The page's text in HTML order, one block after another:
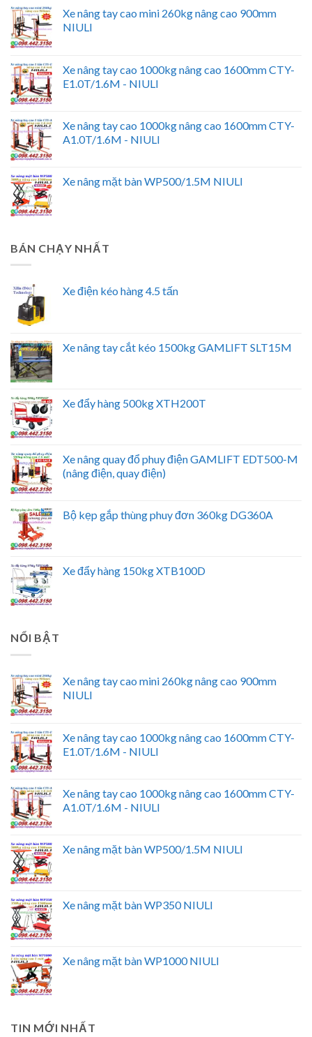
Xe nâng tay cao mini 260kg nâng cao 900mm
NIULI
Xe nâng tay cao 1000kg nâng cao 1600mm CTY-
E1.0T/1.6M - NIULI
Xe nâng tay cao 1000kg nâng cao 1600mm CTY-
A1.0T/1.6M - NIULI
Xe nâng mặt bàn WP500/1.5M NIULI
BÁN CHẠY NHẤT
Xe điện kéo hàng 4.5 tấn
Xe nâng tay cắt kéo 1500kg GAMLIFT SLT15M
Xe đẩy hàng 500kg XTH200T
Xe nâng quay đổ phuy điện GAMLIFT EDT500-M
(nâng điện, quay điện)
Bộ kẹp gắp thùng phuy đơn 360kg DG360A
Xe đẩy hàng 150kg XTB100D
NỔI BẬT
Xe nâng tay cao mini 260kg nâng cao 900mm
NIULI
Xe nâng tay cao 1000kg nâng cao 1600mm CTY-
E1.0T/1.6M - NIULI
Xe nâng tay cao 1000kg nâng cao 1600mm CTY-
A1.0T/1.6M - NIULI
Xe nâng mặt bàn WP500/1.5M NIULI
Xe nâng mặt bàn WP350 NIULI
Xe nâng mặt bàn WP1000 NIULI
TIN MỚI NHẤT